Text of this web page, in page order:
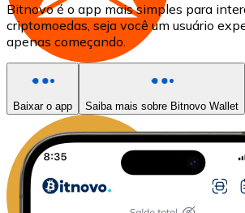
Comprar Basic Attention Token
com
BAT
Bitnovo é o app mais simples para
criptomoedas, seja você um usuário
apenas começando.
Baixar o app Saiba mais sobre Bitnovo Wallet